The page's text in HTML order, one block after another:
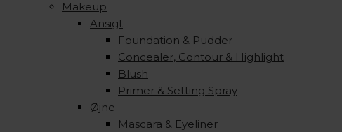
Makeup
Ansigt
Foundation & Pudder
Concealer, Contour & Highlight
Blush
Primer & Setting Spray
Øjne
Mascara & Eyeliner